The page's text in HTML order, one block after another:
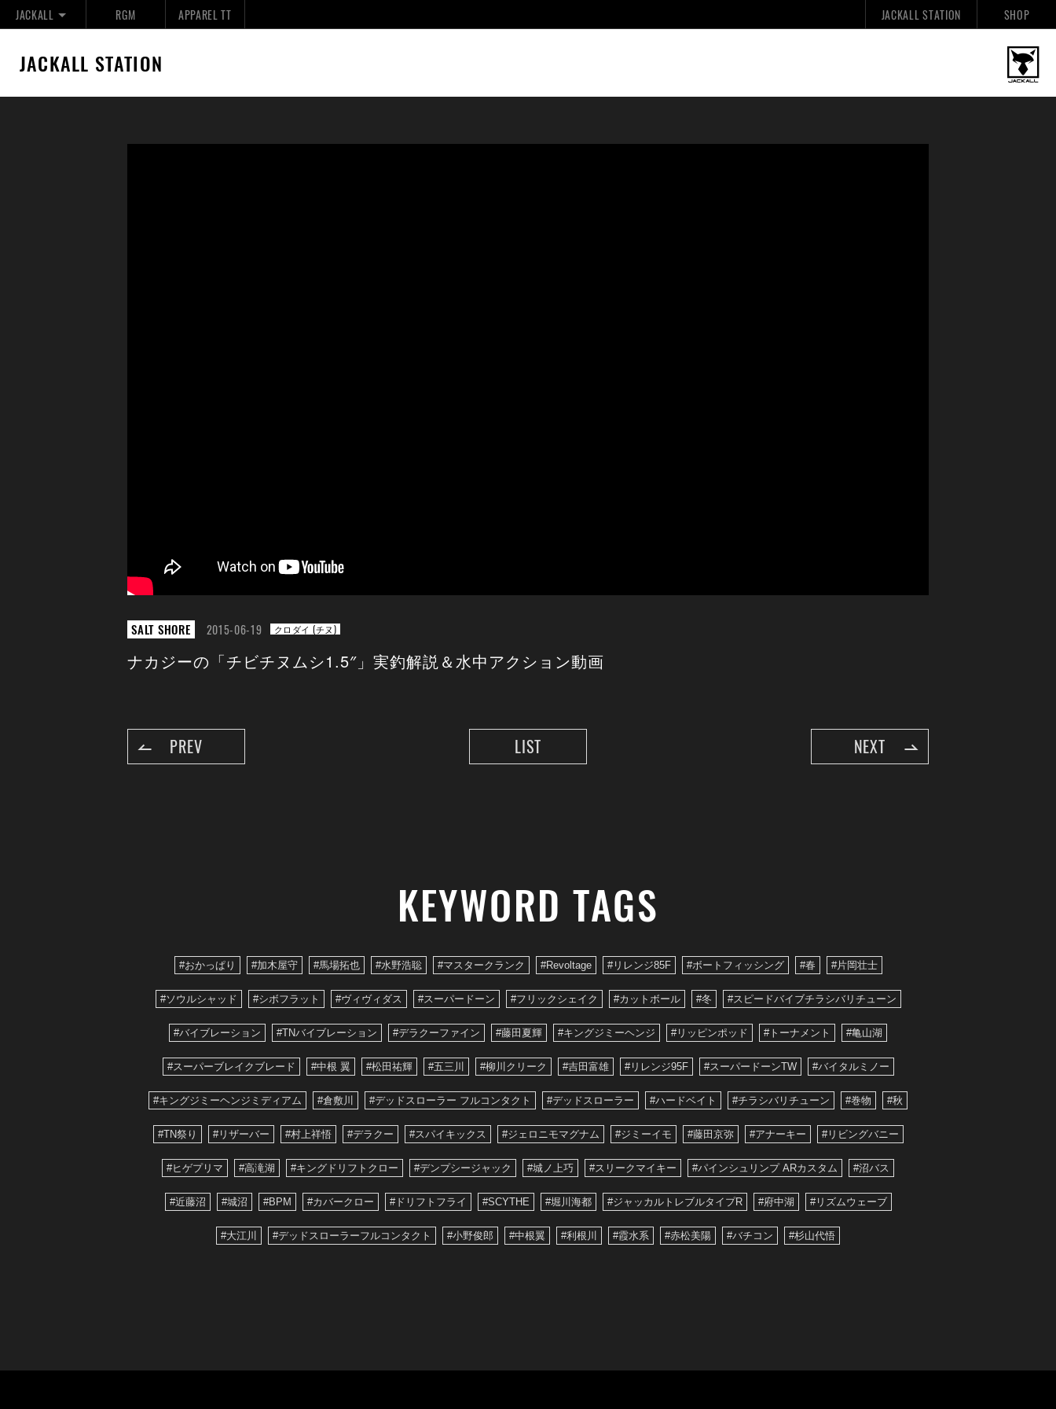
JACKALL RGM APPAREL TT JACKALL STATION SHOP
JACKALL STATION
SALT SHORE 2015-06-19 クロダイ (チヌ)
ナカジーの「チビチヌムシ1.5″」実釣解説＆水中アクション動画
PREV LIST NEXT
KEYWORD TAGS
#おかっぱり #加木屋守 #馬場拓也 #水野浩聡 #マスタークランク #Revoltage #リレンジ85F #ボートフィッシング #春 #片岡壮士
#ソウルシャッド #シボフラット #ヴィヴィダス #スーパードーン #フリックシェイク #カットボール #冬 #スピードバイブチラシバリチューン
#バイブレーション #TNバイブレーション #デラクーファイン #藤田夏輝 #キングジミーヘンジ #リッピンポッド #トーナメント #亀山湖
#スーパーブレイクブレード #中根 翼 #松田祐輝 #五三川 #柳川クリーク #吉田富雄 #リレンジ95F #スーパードーンTW #バイタルミノー
#キングジミーヘンジミディアム #倉敷川 #デッドスローラー フルコンタクト #デッドスローラー #ハードベイト #チラシバリチューン #巻物 #秋
#TN祭り #リザーバー #村上祥悟 #デラクー #スパイキックス #ジェロニモマグナム #ジミーイモ #藤田京弥 #アナーキー #リビングバニー
#ヒゲプリマ #高滝湖 #キングドリフトクロー #デンプシージャック #城ノ上巧 #スリークマイキー #パインシュリンプ ARカスタム #沼バス
#近藤沼 #城沼 #BPM #カバークロー #ドリフトフライ #SCYTHE #堀川海都 #ジャッカルトレブルタイプR #府中湖 #リズムウェーブ
#大江川 #デッドスローラーフルコンタクト #小野俊郎 #中根翼 #利根川 #霞水系 #赤松美陽 #バチコン #杉山代悟